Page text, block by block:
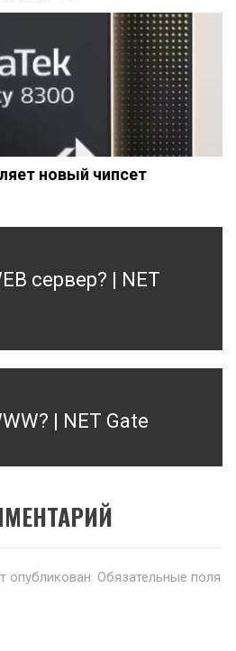
новый чипсет
сервер? | NET
| NET Gate
опубликован. Обязательные поля